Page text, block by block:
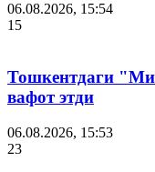
06.08.2026, 15:54
15
Тошкентдаги
вафот этди
06.08.2026, 15:53
23